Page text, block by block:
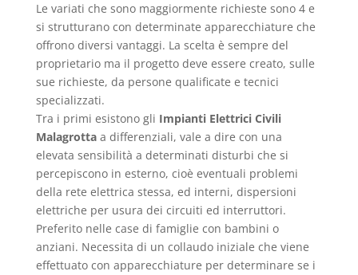
Le variati che sono maggiormente richieste sono 4 e
si strutturano con determinate apparecchiature che
offrono diversi vantaggi. La scelta è sempre del
proprietario ma il progetto deve essere creato, sulle
sue richieste, da persone qualificate e tecnici
specializzati.
Tra i primi esistono gli Impianti Elettrici Civili
Malagrottaa differenziali, vale a dire con una
elevata sensibilità a determinati disturbi che si
percepiscono in esterno, cioè eventuali problemi
della rete elettrica stessa, ed interni, dispersioni
elettriche per usura dei circuiti ed interruttori.
Preferito nelle case di famiglie con bambini o
anziani. Necessita di un collaudo iniziale che viene
effettuato con apparecchiature per determinare se i